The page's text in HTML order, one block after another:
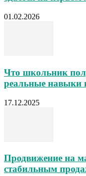
01.02.2026
Что школьник
реальные навыки
17.12.2025
Продвижение на
стабильным